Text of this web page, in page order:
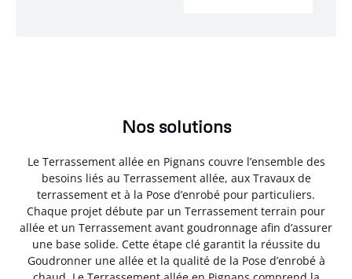
Nos solutions
Le Terrassement allée en Pignans couvre l’ensemble des
besoins liés au Terrassement allée, aux Travaux de
terrassement et à la Pose d’enrobé pour particuliers.
Chaque projet débute par un Terrassement terrain pour
allée et un Terrassement avant goudronnage afin d’assurer
une base solide. Cette étape clé garantit la réussite du
Goudronner une allée et la qualité de la Pose d’enrobé à